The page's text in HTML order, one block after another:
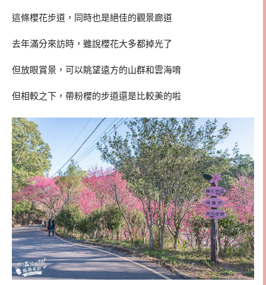
這條櫻花步道，同時也是絕佳的觀景廊道
去年滿分來訪時，雖說櫻花大多都掉光了
但放眼賞景，可以眺望遠方的山群和雲海唷
但相較之下，帶粉櫻的步道還是比較美的啦